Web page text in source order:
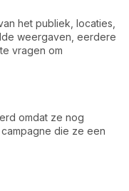
het publiek, locaties,
weergaven, eerdere
vragen om
omdat ze nog
die ze een